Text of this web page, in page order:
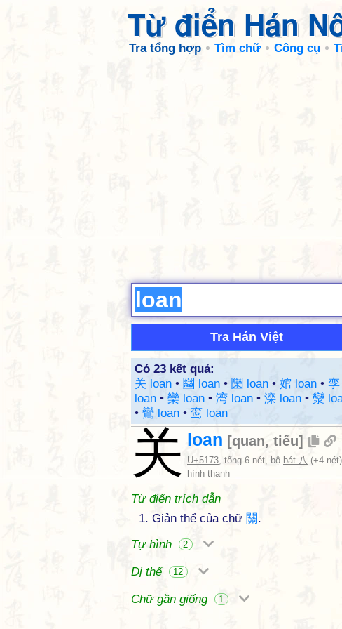
Từ điển Hán
Tra tổng hợp Tìm chữ Công cụ
Tra Hán Việt
Có 23 kết quả:
关 loan • 圝 loan • 圞 loan • 婠 loan • 孪
loan • 欒 loan • 湾 loan • 滦 loan • 灓
• 鸞 loan • 鸾 loan
关 loan [quan, tiếu]
U+5173, tổng 6 nét, bộ bát 八 (+4 nét)
hình thanh
Từ điển trích dẫn
1. Giản thể của chữ 關.
Tự hình
2
Dị thể 12
Chữ gần giống 1